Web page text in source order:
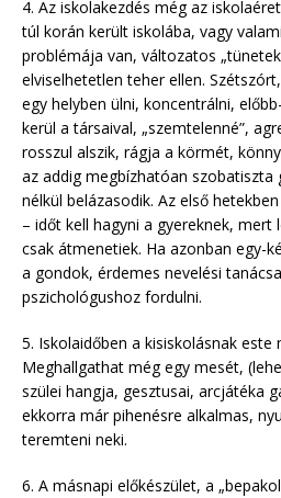
4. Az iskolakezdés még az
túl korán került iskolába, vagy
problémája van, változatos
elviselhetetlen teher ellen.
egy helyben ülni, koncentrálni,
kerül a társaival, „szemtelenné”,
rosszul alszik, rágja a körmét,
az addig megbízhatóan
nélkül belázasodik. Az első
– időt kell hagyni a gyereknek,
csak átmenetiek. Ha azonban egy-
a gondok, érdemes nevelési
pszichológushoz fordulni.
5. Iskolaidőben a kisiskolásnak este
Meghallgathat még egy mesét,
szülei hangja, gesztusai, arcjátéka
ekkorra már pihenésre alkalmas,
teremteni neki.
6. A másnapi előkészület, a